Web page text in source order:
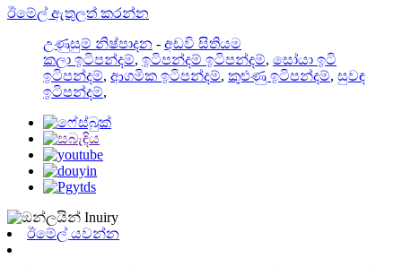
ඊමේල් ඇතුලත් කරන්න
උණුසුම් නිෂ්පාදන - අඩවි සිතියම
කලා ඉටිපන්දම්, ඉටිපන්දම් ඉටිපන්දම්, සෝයා ඉටි
ඉටිපන්දම්, ආගමික ඉටිපන්දම්, කුළුණු ඉටිපන්දම්, සුවඳ
ඉටිපන්දම්,
ඊමේල් යවන්න